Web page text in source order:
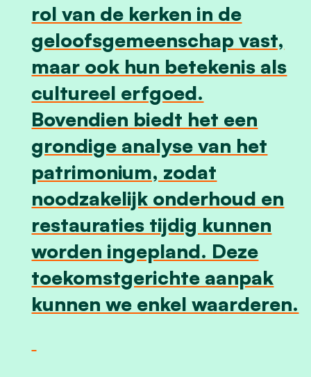
rol van de kerken in de
geloofsgemeenschap vast,
maar ook hun betekenis als
cultureel erfgoed.
Bovendien biedt het een
grondige analyse van het
patrimonium, zodat
noodzakelijk onderhoud en
restauraties tijdig kunnen
worden ingepland. Deze
toekomstgerichte aanpak
kunnen we enkel waarderen.